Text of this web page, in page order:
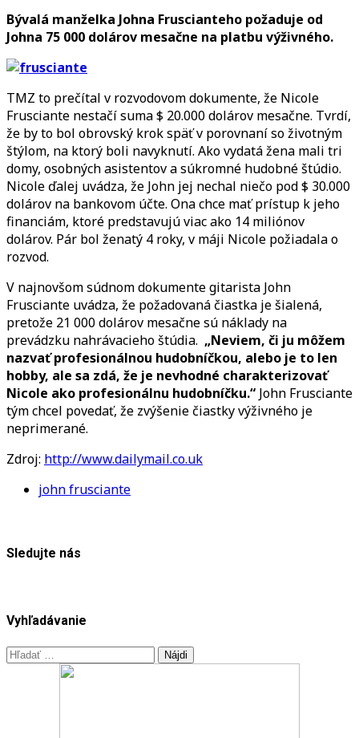
odmieta
platiť
75
mesačne
ex-
manželke
Bývalá manželka Johna Fruscianteho požaduje od
Johna 75 000 dolárov mesačne na platbu výživného.
TMZ to prečítal v rozvodovom dokumente, že Nicole
Frusciante nestačí suma$ 20.000 dolárov mesačne. Tvrdí,
že by to bol obrovský krok späť v porovnaní so životným
štýlom, na ktorý boli navyknutí. Ako vydatá žena mali tri
domy, osobných asistentov a súkromné hudobné štúdio.
Nicole ďalej uvádza, že John jej nechal niečo pod $ 30.000
dolárov na bankovom účte. Ona chce mať prístup k jeho
financiám, ktoré predstavujú viac ako 14 miliónov
dolárov. Pár bol ženatý 4 roky, v máji Nicole požiadala o
rozvod.
V najnovšom súdnom dokumente gitarista John
Frusciante uvádza, že požadovaná čiastka je šialená,
pretože 21 000 dolárov mesačne sú náklady na
prevádzku nahrávacieho štúdia. „Neviem, či ju môžem
nazvať profesionálnou hudobníčkou, alebo je to len
hobby, ale sa zdá, že je nevhodné charakterizovať
Nicole ako profesionálnu hudobníčku.“ John Frusciante
tým chcel povedať, že zvýšenie čiastky výživného je
neprimerané.
Zdroj: http://www.dailymail.co.uk
john frusciante
Sledujte nás
Vyhľadávanie
Hľadať: